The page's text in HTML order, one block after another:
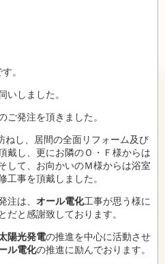
。
しました。
発注を頂きました。
ねし、居間の全面リフォーム及び
戴し、更にお隣のＯ・Ｆ様からは
して、お向かいのＭ様からは浴室
事を頂戴しました。
は、 オール電化工事が思う様に
と感謝致しております。
陽光発電の推進を中心に活動させ
ル電化の推進に励んでおります。